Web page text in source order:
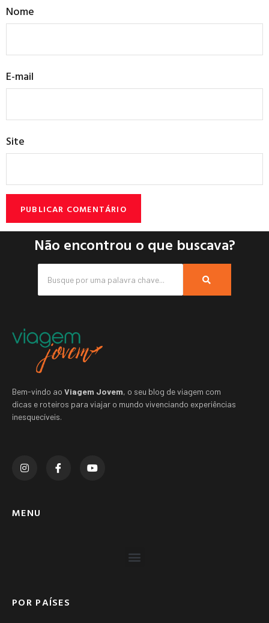
Nome
E-mail
Site
Não encontrou o que buscava?
Bem-vindo ao Viagem Jovem, o seu blog de viagem com
dicas e roteiros para viajar o mundo vivenciando experiências
inesquecíveis.
MENU
POR PAÍSES